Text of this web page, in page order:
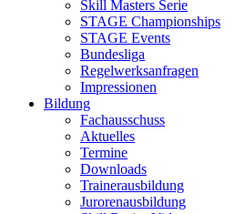
Skill Masters Serie
STAGE Championships
STAGE Events
Bundesliga
Regelwerksanfragen
Impressionen
Bildung
Fachausschuss
Aktuelles
Termine
Downloads
Trainerausbildung
Jurorenausbildung